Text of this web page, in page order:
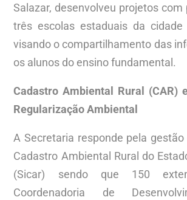
Salazar, desenvolveu projetos com
três escolas estaduais da cidade
visando o compartilhamento das
os alunos do ensino fundamental.
Cadastro Ambiental Rural (CAR)
Regularização Ambiental
A Secretaria responde pela
Cadastro Ambiental Rural do
(Sicar) sendo que 150
Coordenadoria de